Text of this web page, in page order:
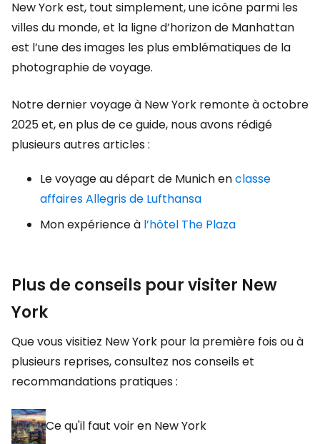
New York est, tout simplement, une icône parmi les
villes du monde, et la ligne d’horizon de Manhattan
est l’une des images les plus emblématiques de la
photographie de voyage.
Notre dernier voyage à New York remonte à octobre
2025 et, en plus de ce guide, nous avons rédigé
plusieurs autres articles :
Le voyage au départ de Munich enclasse
affaires Allegris de Lufthansa
Mon expérience à l’hôtel The Plaza
Plus de conseils pour visiter New
York
Que vous visitiez New York pour la première fois ou à
plusieurs reprises, consultez nos conseils et
recommandations pratiques :
Ce qu'il faut voir en New York